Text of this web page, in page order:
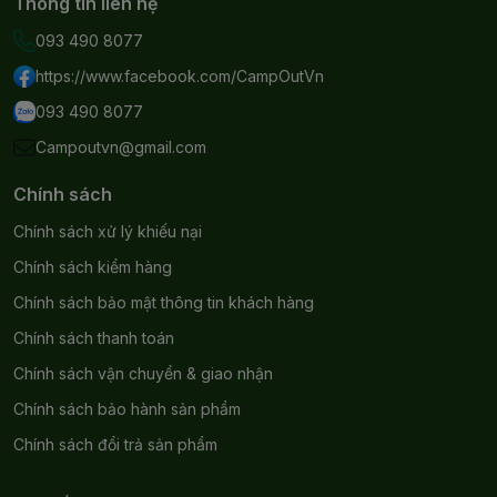
093 490 8077
https://www.facebook.com/CampOutVn
093 490 8077
Campoutvn@gmail.com
Chính sách
Chính sách xử lý khiếu nại
Chính sách kiểm hàng
Chính sách bảo mật thông tin khách hàng
Chính sách thanh toán
Chính sách vận chuyển & giao nhận
Chính sách bảo hành sản phẩm
Chính sách đổi trả sản phẩm